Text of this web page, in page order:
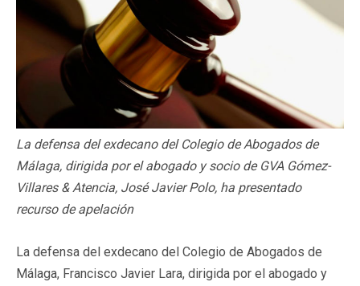
La defensa del exdecano del Colegio de Abogados de
Málaga, dirigida por el abogado y socio de GVA Gómez-
Villares & Atencia, José Javier Polo, ha presentado
recurso de apelación
La defensa del exdecano del Colegio de Abogados de
Málaga, Francisco Javier Lara, dirigida por el abogado y